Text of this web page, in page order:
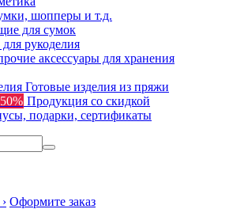
шопперы и т.д.
для сумок
рукоделия
аксессуары для хранения
Готовые изделия из пряжи
Продукция со скидкой
подарки, сертификаты
Оформите заказ